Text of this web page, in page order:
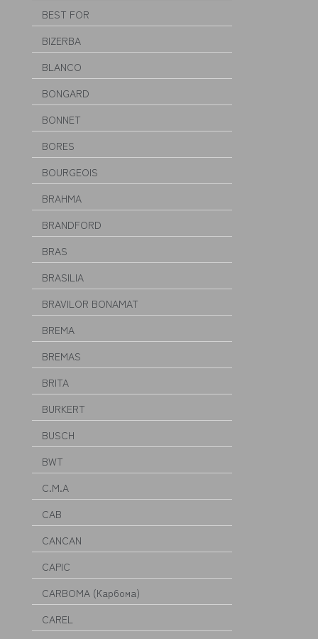
BEST FOR
BIZERBA
BLANCO
BONGARD
BONNET
BORES
BOURGEOIS
BRAHMA
BRANDFORD
BRAS
BRASILIA
BRAVILOR BONAMAT
BREMA
BREMAS
BRITA
BURKERT
BUSCH
BWT
C.M.A
CAB
CANCAN
CAPIC
CARBOMA (Карбома)
CAREL